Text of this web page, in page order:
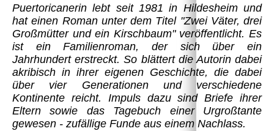
Puertoricanerin lebt seit 1981 in Hildesheim und
hat einen Roman unter dem Titel "Zwei Väter, drei
Großmütter und ein Kirschbaum" veröffentlicht. Es
ist ein Familienroman, der sich über ein
Jahrhundert erstreckt. So blättert die Autorin dabei
akribisch in ihrer eigenen Geschichte, die dabei
über vier Generationen und verschiedene
Kontinente reicht. Impuls dazu sind Briefe ihrer
Eltern sowie das Tagebuch einer Urgroßtante
gewesen - zufällige Funde aus einem Nachlass.